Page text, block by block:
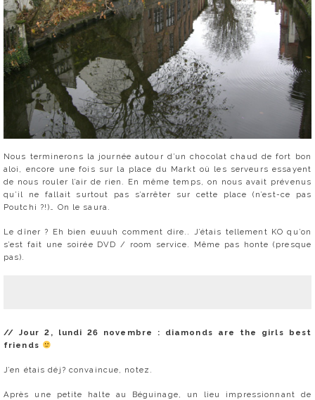
Nous terminerons la journée autour d’un chocolat chaud de fort bon
aloi, encore une fois sur la place du Markt où les serveurs essayent
de nous rouler l’air de rien. En même temps, on nous avait prévenus
qu’il ne fallait surtout pas s’arrêter sur cette place (n’est-ce pas
Poutchi ?!)… On le saura.
Le dîner ? Eh bien euuuh comment dire.. J’étais tellement KO qu’on
s’est fait une soirée DVD / room service. Même pas honte (presque
pas).
// Jour 2, lundi 26 novembre : diamonds are the girls best
friends
J’en étais déj? convaincue, notez.
Après une petite halte au Béguinage, un lieu impressionnant de